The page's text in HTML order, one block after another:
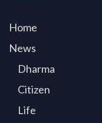
Home
News
Dharma
Citizen
Life